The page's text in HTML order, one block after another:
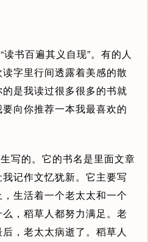
书百遍其义自现”。有的人
字里行间透露着美感的散
是我读过很多很多的书就
向你推荐一本我最喜欢的
写的。它的书名是里面文章
记作文忆犹新。它主要写
生活着一个老太太和一个
，稻草人都努力满足。老
，老太太病逝了。稻草人